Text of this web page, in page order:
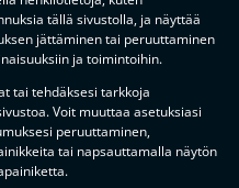
tällä sivustolla, ja näyttää
jättäminen tai peruuttaminen
ja toimintoihin.
tai tehdäksesi tarkkoja
Voit muuttaa asetuksiasi
peruuttaminen,
tai napsauttamalla näytön